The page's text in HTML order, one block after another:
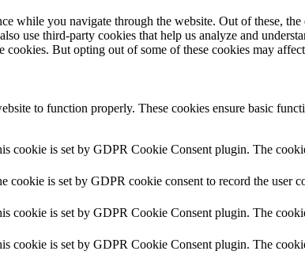
while you navigate through the website. Out of these,
use third-party cookies that help us analyze and
cookies. But opting out of some of these cookies may
to function properly. These cookies ensure basic
cookie is set by GDPR Cookie Consent plugin. The
cookie is set by GDPR cookie consent to record the user
cookie is set by GDPR Cookie Consent plugin. The
cookie is set by GDPR Cookie Consent plugin. The